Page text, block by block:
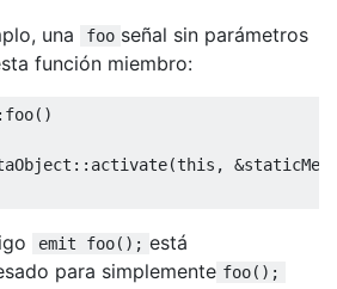
una
foo señal sin parámetros
función miembro:
foo()
:: activate(this , &
emit foo(); está
para simplemente foo();